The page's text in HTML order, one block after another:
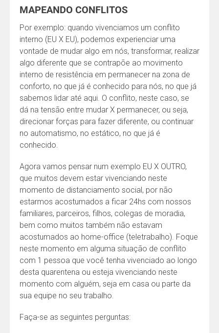
MAPEANDO CONFLITOS
Por exemplo: quando vivenciamos um conflito
interno (EU X EU), podemos experienciar uma
vontade de mudar algo em nós, transformar, realizar
algo diferente que se contrapõe ao movimento
interno de resistência em permanecer na zona de
conforto, no que já é conhecido para nós, no que já
sabemos lidar até aqui. O conflito, neste caso, se
dá na tensão entre mudar X permanecer, ou seja,
direcionar forças para fazer diferente, ou continuar
no automatismo, no estático, no que já é
conhecido.
Agora vamos pensar num exemplo EU X OUTRO,
que muitos devem estar vivenciando neste
momento de distanciamento social, por não
estarmos acostumados a ficar 24hs com nossos
familiares, parceiros, filhos, colegas de moradia,
bem como muitos também não estavam
acostumados ao home-office (teletrabalho). Foque
neste momento em alguma situação de conflito
com 1 pessoa que você tenha vivenciado ao longo
desta quarentena ou esteja vivenciando neste
momento com alguém, seja em casa ou parte da
sua equipe no seu trabalho.
Faça-se as seguintes perguntas: